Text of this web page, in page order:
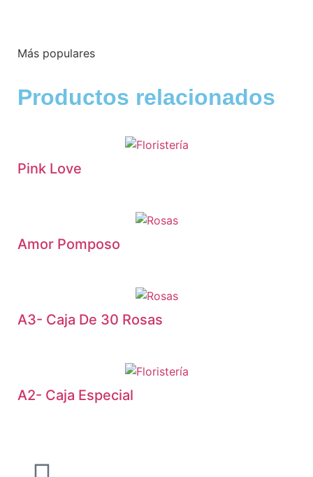
Más populares
Productos relacionados
Pink Love
Amor Pomposo
A3- Caja De 30 Rosas
A2- Caja Especial